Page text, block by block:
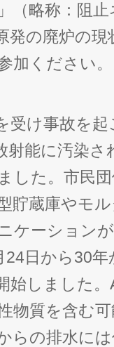
（略称：阻
発の廃炉の
加ください
受け事故を
射能に汚染
した。市民
貯蔵庫やモ
ケーション
24日から30
始しました
物質を含む
らの排水に